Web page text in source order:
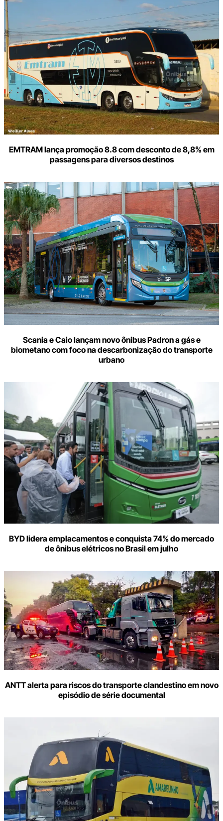
EMTRAM lança promoção 8.8 com desconto de 8,8% em
passagens para diversos destinos
Scania e Caio lançam novo ônibus Padron a gás e
biometano com foco na descarbonização do transporte
urbano
BYD lidera emplacamentos e conquista 74% do mercado
de ônibus elétricos no Brasil em julho
ANTT alerta para riscos do transporte clandestino em novo
episódio de série documental